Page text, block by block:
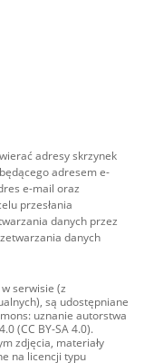
adresy skrzynek
adresem e-
e-mail oraz
przesłania
danych przez
danych
serwisie (z
są udostępniane
uznanie autorstwa
(CC BY-SA 4.0).
zdjęcia, materiały
na licencji typu